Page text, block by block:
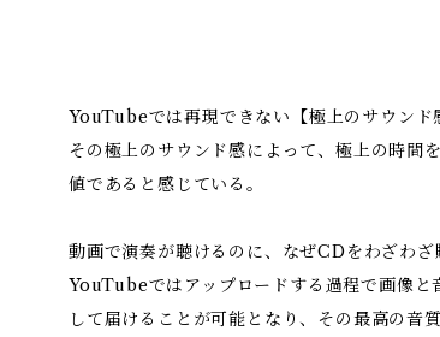
YouTubeでは再現できない【極上のサウンド
その極上のサウンド感によって、極上の時間
値であると感じている。
動画で演奏が聴けるのに、なぜCDをわざわざ
YouTubeではアップロードする過程で画像
して届けることが可能となり、その最高の音